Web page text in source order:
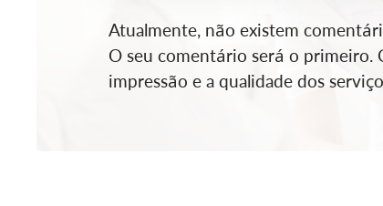
Atualmente, não existem
O seu comentário será o primeiro.
impressão e a qualidade dos